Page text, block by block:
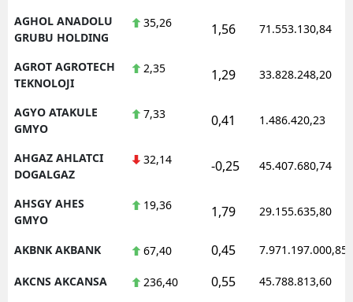
AGHOL ANADOLU
GRUBU HOLDING
35,26 1,56 71.553.130,84
AGROT AGROTECH
TEKNOLOJI
2,35 1,29 33.828.248,20
AGYO ATAKULE
GMYO
7,33 0,41 1.486.420,23
AHGAZ AHLATCI
DOGALGAZ
32,14 -0,25 45.407.680,74
AHSGY AHES
GMYO
19,36 1,79 29.155.635,80
AKBNK AKBANK 67,40 0,45 7.971.197.000,85
AKCNS AKCANSA 236,40 0,55 45.788.813,60